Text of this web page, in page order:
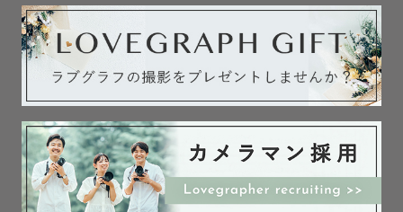
🏆受賞歴🏅
Lovegraph 社内AWARD 特別賞
Lovegraph 社内QUATER AWARD 最優秀賞 (七五三)
Lovegraph 社内QUATER AWARD 最優秀賞 (成人式)
Lovegraph 社内QUATER AWARD 優秀賞 (カップル)
Lovegraph 社内QUATER AWARD 優秀賞 (フレンズ)